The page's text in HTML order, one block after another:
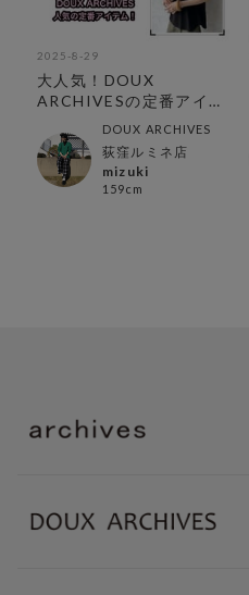
2025-8-29
大人気！DOUX
ARCHIVESの定番アイテ
DOUX ARCHIVES
荻窪ルミネ店
mizuki
159cm